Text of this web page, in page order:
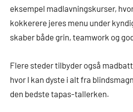
eksempel madlavningskurser,
kokkerere jeres menu under
skaber både grin, teamwork og
Flere steder tilbyder også
hvor I kan dyste i alt fra
den bedste tapas-tallerken.